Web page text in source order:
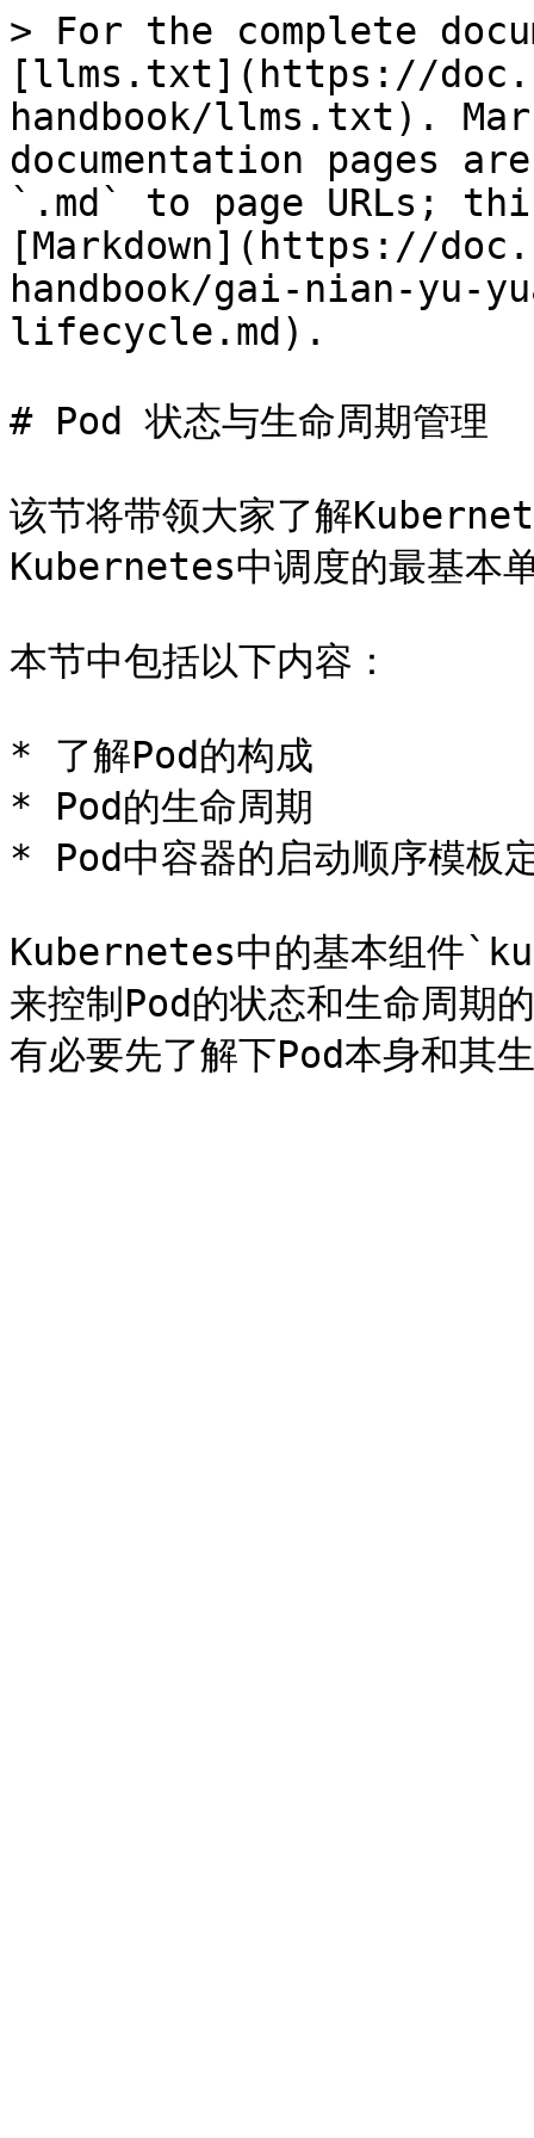
> For the complete
[llms.txt](https://
handbook/llms.txt).
documentation pages
`.md` to page URLs;
[Markdown](https://
handbook/gai-nian-yu-
lifecycle.md).
# Pod 状态与生命周期管理
该节将带领大家了解
Kubernetes中调度的最基本
本节中包括以下内容：
* 了解Pod的构成
* Pod的生命周期
* Pod中容器的启动顺序模板
Kubernetes中的基本组件
来控制Pod的状态和生命周